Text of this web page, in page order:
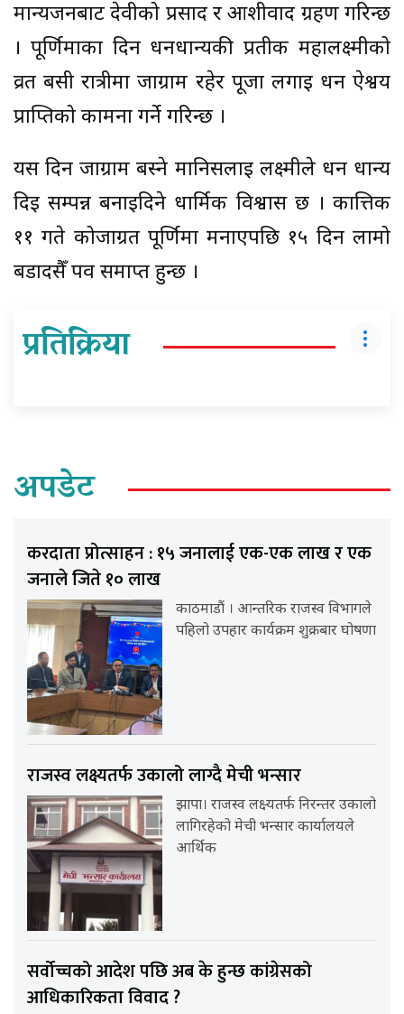
मान्यजनबाट देवीको प्रसाद र आशीर्वाद ग्रहण गरिन्छ
। पूर्णिमाका दिन धनधान्यकी प्रतीक महालक्ष्मीको
व्रत बसी रात्रीमा जाग्राम रहेर पूजा लगाई धन ऐश्वर्य
प्राप्तिको कामना गर्ने गरिन्छ ।
यस दिन जाग्राम बस्ने मानिसलाई लक्ष्मीले धन धान्य
दिई सम्पन्न बनाइदिने धार्मिक विश्वास छ । कात्तिक
११ गते कोजाग्रत पूर्णिमा मनाएपछि १५ दिन लामो
बडादसैँ पर्व समाप्त हुन्छ ।
प्रतिक्रिया
अपडेट
करदाता प्रोत्साहन : १५ जनालाई एक-एक लाख र एक
जनाले जिते १० लाख
काठमाडौं । आन्तरिक राजस्व विभागले
पहिलो उपहार कार्यक्रम शुक्रबार घोषणा
राजस्व लक्ष्यतर्फ उकालो लाग्दै मेची भन्सार
झापा। राजस्व लक्ष्यतर्फ निरन्तर उकालो
लागिरहेको मेची भन्सार कार्यालयले
आर्थिक
सर्वोच्चको आदेश पछि अब के हुन्छ कांग्रेसको
आधिकारिकता विवाद ?